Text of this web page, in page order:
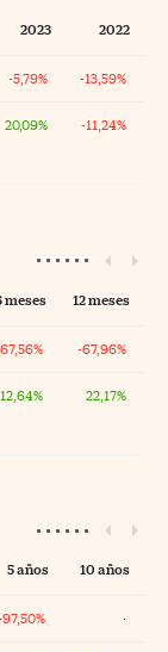
2023 2022
-5,79% -13,59%
20,09% -11,24%
meses 12 meses
-67,96%
12,64% 22,17%
5 años 10 años
·